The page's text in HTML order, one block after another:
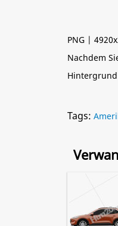
PNG |
Nachdem
Tags: